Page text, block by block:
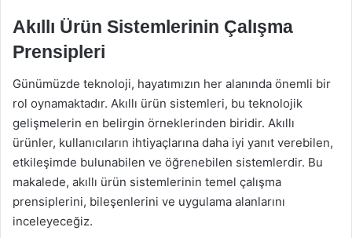
Akıllı Ürün Sistemlerinin Çalışma
Prensipleri
Günümüzde teknoloji, hayatımızın her alanında önemli bir
rol oynamaktadır. Akıllı ürün sistemleri, bu teknolojik
gelişmelerin en belirgin örneklerinden biridir. Akıllı
ürünler, kullanıcıların ihtiyaçlarına daha iyi yanıt verebilen,
etkileşimde bulunabilen ve öğrenebilen sistemlerdir. Bu
makalede, akıllı ürün sistemlerinin temel çalışma
prensiplerini, bileşenlerini ve uygulama alanlarını
inceleyeceğiz.